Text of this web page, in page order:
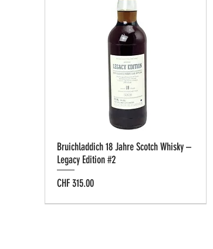
Bruichladdich 18 Jahre Scotch Whisky –
Legacy Edition #2
Preis
CHF 315.00